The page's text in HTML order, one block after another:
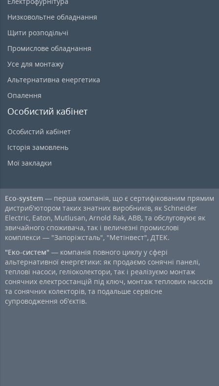
Низковольтне обладнання
Щити розподільчі
Промислове обладнання
Усе для монтажу
Альтернативна енергетика
Опалення
Особистий кабінет
Особистий кабінет
Історія замовлень
Мої закладки
Eco-system — перша компанія, що є сертифікованим прямим
дистриб'ютором таких знатних виробників, як Schneider
Electric, Eaton, Mutlusan, Arnold Rak, ABB, та обслуговуює як
звичайного споживача, так і величезні промислові
комплекси — "Запоріжсталь", "Метінвест", ДТЕК.
"Еко-систем" — компанія повного циклу у сфері
альтернативної енергетики: як продаємо сонячні панелі,
теплові насоси, геліоколектори, так і реалізуємо монтаж
сонячних електростанцій під ключ, монтаж теплових насосів
та сонячних колекторів, та подальше сервісне
супроводження об'єктів.